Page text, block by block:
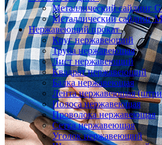
Металлический сайдинг
Металлический сайдинг
Нержавеющий прокат
Круг нержавеющий
Труба нержавеющая
Лист нержавеющий
Квадрат нержавеющий
Балка нержавеющая
Лента нержавеющая
Полоса нержавеющая
Проволока нержавеющая
Сетка нержавеющая
Уголок нержавеющий